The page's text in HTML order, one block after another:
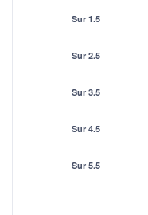
Sur 1.5
Sur 2.5
Sur 3.5
Sur 4.5
Sur 5.5